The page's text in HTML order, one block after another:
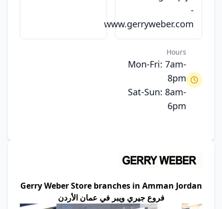
-
www.gerryweber.com
Hours
Mon-Fri: 7am-
8pm
Sat-Sun: 8am-
6pm
Gerry Weber Store branches in Amman Jordan
فروع جيري ويبر في عمان الأردن